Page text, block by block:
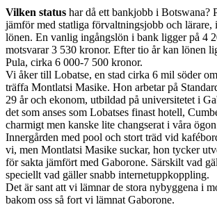
Vilken status har då ett bankjobb i Botswana?
jämför med statliga förvaltningsjobb och
lönen. En vanlig ingångslön i bank ligger på 4
motsvarar 3 530 kronor. Efter tio år kan lönen
Pula, cirka 6 000-7 500 kronor.
Vi åker till Lobatse, en stad cirka 6 mil söder
träffa Montlatsi Masike. Hon arbetar på
29 år och ekonom, utbildad på universitetet i
det som anses som Lobatses finast hotell,
charmigt men kanske lite changserat i våra
Innergården med pool och stort träd vid
vi, men Montlatsi Masike suckar, hon tycker
för sakta jämfört med Gaborone. Särskilt vad
speciellt vad gäller snabb internetuppkoppling.
Det är sant att vi lämnar de stora nybyggena i
bakom oss så fort vi lämnat Gaborone.